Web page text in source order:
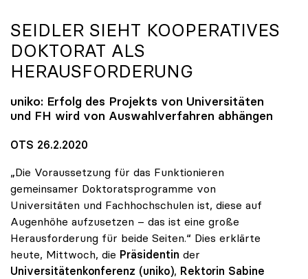
SEIDLER SIEHT KOOPERATIVES
DOKTORAT ALS
HERAUSFORDERUNG
uniko: Erfolg des Projekts von Universitäten
und FH wird von Auswahlverfahren abhängen
OTS 26.2.2020
„Die Voraussetzung für das Funktionieren
gemeinsamer Doktoratsprogramme von
Universitäten und Fachhochschulen ist, diese auf
Augenhöhe aufzusetzen – das ist eine große
Herausforderung für beide Seiten.“ Dies erklärte
heute, Mittwoch, die Präsidentin der
Universitätenkonferenz (uniko), Rektorin Sabine